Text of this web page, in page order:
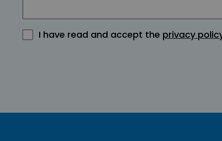
I have read and accept the privacy